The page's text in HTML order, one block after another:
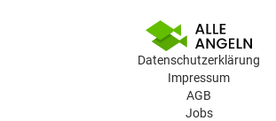
Datenschutzerklärung
Impressum
AGB
Jobs